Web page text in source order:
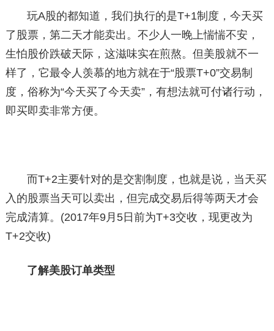
玩A股的都知道，我们执行的是T+1制度，今天买
了股票，第二天才能卖出。不少人一晚上惴惴不安，
生怕股价跌破天际，这滋味实在煎熬。但美股就不一
样了，它最令人羡慕的地方就在于“股票T+0”交易制
度，俗称为“今天买了今天卖”，有想法就可付诸行动，
即买即卖非常方便。
而T+2主要针对的是交割制度，也就是说，当天买
入的股票当天可以卖出，但完成交易后得等两天才会
完成清算。(2017年9月5日前为T+3交收，现更改为
T+2交收)
了解美股订单类型